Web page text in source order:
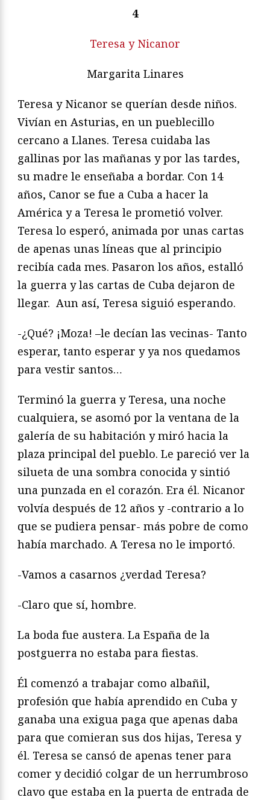
4
Teresa y Nicanor
Margarita Linares
Teresa y Nicanor se querían desde niños.
Vivían en Asturias, en un pueblecillo
cercano a Llanes. Teresa cuidaba las
gallinas por las mañanas y por las tardes,
su madre le enseñaba a bordar. Con 14
años, Canor se fue a Cuba a hacer la
América y a Teresa le prometió volver.
Teresa lo esperó, animada por unas cartas
de apenas unas líneas que al principio
recibía cada mes. Pasaron los años, estalló
la guerra y las cartas de Cuba dejaron de
llegar. Aun así, Teresa siguió esperando.
-¿Qué? ¡Moza! –le decían las vecinas- Tanto
esperar, tanto esperar y ya nos quedamos
para vestir santos…
Terminó la guerra y Teresa, una noche
cualquiera, se asomó por la ventana de la
galería de su habitación y miró hacia la
plaza principal del pueblo. Le pareció ver la
silueta de una sombra conocida y sintió
una punzada en el corazón. Era él. Nicanor
volvía después de 12 años y -contrario a lo
que se pudiera pensar- más pobre de como
había marchado. A Teresa no le importó.
-Vamos a casarnos ¿verdad Teresa?
-Claro que sí, hombre.
La boda fue austera. La España de la
postguerra no estaba para fiestas.
Él comenzó a trabajar como albañil,
profesión que había aprendido en Cuba y
ganaba una exigua paga que apenas daba
para que comieran sus dos hijas, Teresa y
él. Teresa se cansó de apenas tener para
comer y decidió colgar de un herrumbroso
clavo que estaba en la puerta de entrada de